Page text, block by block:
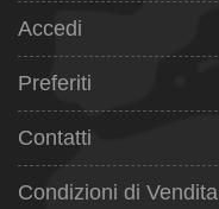
Accedi
Preferiti
Contatti
Condizioni di Vendita